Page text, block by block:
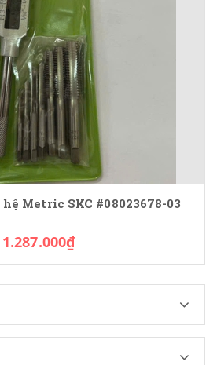
Metric SKC #08023678-03
1.287.000₫